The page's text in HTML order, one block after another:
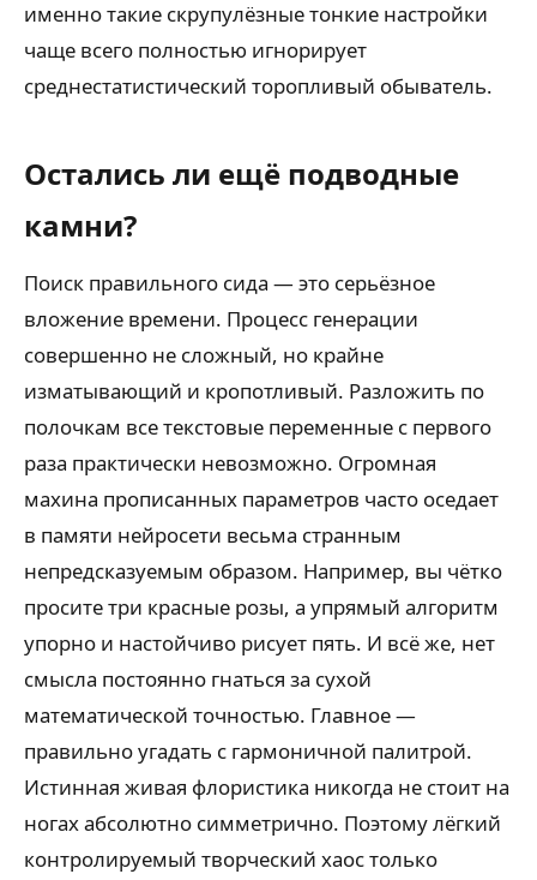
именно такие скрупулёзные тонкие настройки
чаще всего полностью игнорирует
среднестатистический торопливый обыватель.
Остались ли ещё подводные
камни?
Поиск правильного сида — это серьёзное
вложение времени. Процесс генерации
совершенно не сложный, но крайне
изматывающий и кропотливый. Разложить по
полочкам все текстовые переменные с первого
раза практически невозможно. Огромная
махина прописанных параметров часто оседает
в памяти нейросети весьма странным
непредсказуемым образом. Например, вы чётко
просите три красные розы, а упрямый алгоритм
упорно и настойчиво рисует пять. И всё же, нет
смысла постоянно гнаться за сухой
математической точностью. Главное —
правильно угадать с гармоничной палитрой.
Истинная живая флористика никогда не стоит на
ногах абсолютно симметрично. Поэтому лёгкий
контролируемый творческий хаос только